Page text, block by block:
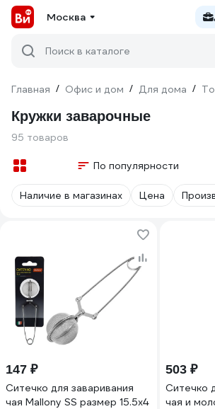
Москва
Поиск в каталоге
Главная / Офис и дом / Для дома /
Кружки заварочные
95 товаров
По популярности
Наличие в магазинах Цена
147 ₽
Ситечко для заваривания
чая Mallony SS размер 15.5x4
503 ₽
Ситечко
чая и